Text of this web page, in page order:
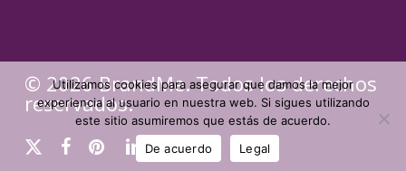
© 2026 BrandMe. Todos los derechos
reservados.
x-
facebookpinterestlinkedin youtubeinstagramtiktok
Utilizamos cookies para asegurar que damos la mejor
experiencia al usuario en nuestra web. Si sigues utilizando
este sitio asumiremos que estás de acuerdo.
De acuerdo
Legal